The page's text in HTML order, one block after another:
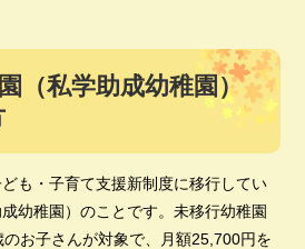
（私学助成幼稚園）
も・子育て支援新制度に移行してい
幼稚園）のことです。未移行幼稚園
お子さんが対象で、月額25,700円を